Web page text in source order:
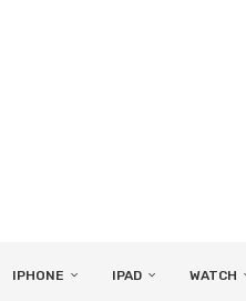
IPHONE IPAD WATCH